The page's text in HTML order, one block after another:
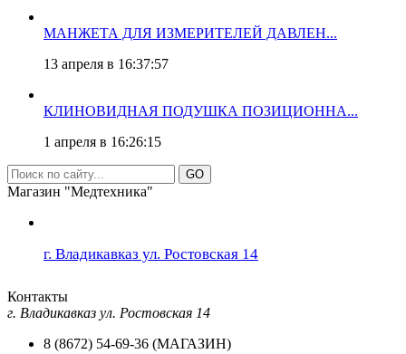
МАНЖЕТА ДЛЯ ИЗМЕРИТЕЛЕЙ ДАВЛЕН...
13 апреля в 16:37:57
КЛИНОВИДНАЯ ПОДУШКА ПОЗИЦИОННА...
1 апреля в 16:26:15
GO
Магазин "Медтехника"
г. Владикавказ ул. Ростовская 14
Контакты
г. Владикавказ ул. Ростовская 14
8 (8672) 54-69-36 (МАГАЗИН)